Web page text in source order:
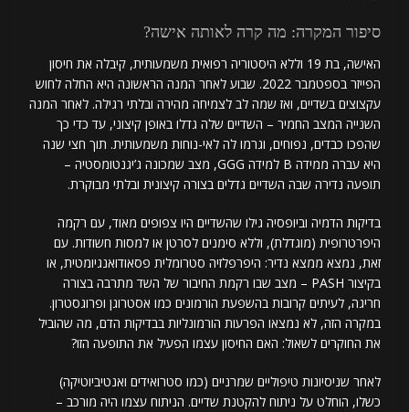
סיפור המקרה: מה קרה לאותה אישה?
האישה, בת 19 וללא היסטוריה רפואית משמעותית, קיבלה את חיסון
הפייזר בספטמבר 2022. שבוע לאחר המנה הראשונה היא החלה לחוש
עקצוצים בשדיים, ואז שמה לב לצמיחה מהירה ובלתי רגילה. לאחר המנה
השנייה המצב החמיר – השדיים שלה גדלו באופן קיצוני, עד כדי כך
שהפכו כבדים, נפוחים, וגרמו לה לאי-נוחות משמעותית. תוך חצי שנה
היא עברה ממידה B למידה GGG, מצב שמכונה ג’יגנטומסטיה –
תופעה נדירה שבה השדיים גדלים בצורה קיצונית ובלתי מבוקרת.
בדיקות הדמיה וביופסיה גילו שהשדיים היו צפופים מאוד, עם רקמה
היפרטרופית (מוגדלת), וללא סימנים לסרטן או למסות חשודות. עם
זאת, נמצא ממצא נדיר: היפרפלזיה סטרומלית פסאודואנגיומטית, או
בקיצור PASH – מצב שבו רקמת החיבור של השד מתרבה בצורה
חריגה, לעיתים קרובות בהשפעת הורמונים כמו אסטרוגן ופרוגסטרון.
במקרה הזה, לא נמצאו הפרעות הורמונליות בבדיקות הדם, מה שהוביל
את החוקרים לשאול: האם החיסון עצמו הפעיל את התופעה הזו?
לאחר שניסיונות טיפוליים שמרניים (כמו סטרואידים ואנטיביוטיקה)
כשלו, הוחלט על ניתוח להקטנת שדיים. הניתוח עצמו היה מורכב –